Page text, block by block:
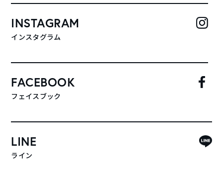
INSTAGRAM
インスタグラム
FACEBOOK
フェイスブック
LINE
ライン